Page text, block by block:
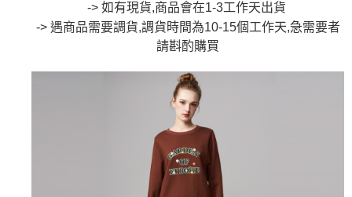
2.付款方式選擇「大哥付你分期」，訂單成立後會自動跳轉到大哥付的交易
流程，驗證手機門號後，選擇欲分期的期數、繳款截止日，確認付款後即完
4.訂單成立30分鐘內，如未前往確認交易或遇審核未通過，訂單將自動取
消。如遇「轉專審核」未通過狀況，表示未達大哥付你分期系統評分，恕無
1.分期款項不併入電信帳單，「大哥付你分期」於每月結算日後寄送繳費提
2.透過簡訊連結打開帳單後，可選擇「超商條碼／台灣大直營門市／銀行轉
帳／街口支付／iPASS MONEY」等通路繳費。
相關說明
【關於「AFTEE先享後付」】
AFTEE先享後付是「在收到商品之後才付款」的支付方式。 讓您購物簡單
１．簡單：不需註冊會員、不需綁卡、不需儲值。
２．便利：只要手機號碼，簡訊認證，即可結帳。
３．安心：先確認商品／服務後，再付款。
【「AFTEE先享後付」結帳流程】
１．於結帳方式選擇「AFTEE先享後付」後，將跳轉至「AFTEE先享後付」
結帳頁面，進行簡訊認證並確認金額後，即可完成結帳。
２．訂單成立數日內，您將收到繳費通知簡訊。
３．收到繳費通知簡訊後14天內，點擊此簡訊中的連結，可透過四大超商／
每筆NT$80，滿NT$888(含以上)免運費
每筆NT$80，滿NT$888(含以上)免運費
-> 如有現貨,商品會在1-3工作天出貨
-> 遇商品需要調貨,調貨時間為10-15個工作天,急需要者
請斟酌購買